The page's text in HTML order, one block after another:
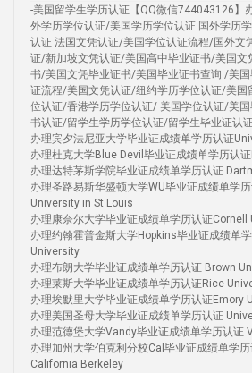
-美国留学生学历认证【QQ微信744043126】
外学历学位认证/美国学历学位认证 国外学历
认证 法国文凭认证/美国学位认证流程/国外文
证/新加坡文凭认证/美国高中毕业证书/美国文
书/美国文凭毕业证书/美国毕业证书查询 /美
证流程/美国文凭认证/纽约学历学位认证/美国
位认证/香港学历学位认证/ 美国学位认证/美
书认证/留学生学历学位认证/留学生毕业证认
办理宾夕法尼亚大学毕业证成绩单学历认证
办理杜克大学Blue Devil毕业证成绩单学历认
办理达特茅斯学院毕业证成绩单学历认证
办理圣路易斯华盛顿大学WU毕业证成绩单学
University in St Louis
办理康奈尔大学毕业证成绩单学历认证Cornell
办理约翰霍普金斯大学Hopkins毕业证成绩单
University
办理布朗大学毕业证成绩单学历认证 Brown
办理莱斯大学毕业证成绩单学历认证Rice
办理埃默里大学毕业证成绩单学历认证Emory
办理美国圣母大学毕业证成绩单学历认证
办理范德堡大学Vandy毕业证成绩单学历认证
办理加州大学伯克利分校Cal毕业证成绩单学
California Berkeley